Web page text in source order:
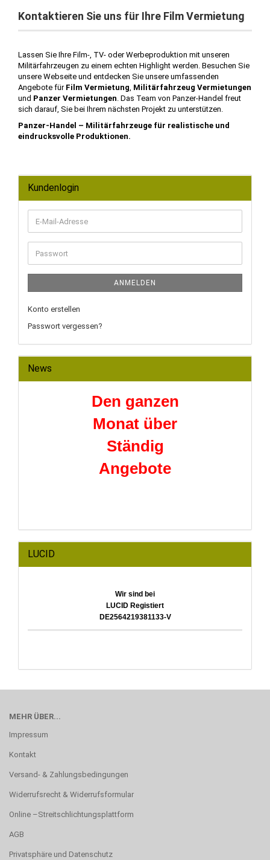
Kontaktieren Sie uns für Ihre Film Vermietung
Lassen Sie Ihre Film-, TV- oder Werbeproduktion mit unseren
Militärfahrzeugen zu einem echten Highlight werden. Besuchen Sie
unsere Webseite und entdecken Sie unsere umfassenden
Angebote für Film Vermietung, Militärfahrzeug Vermietungen
und Panzer Vermietungen. Das Team von Panzer-Handel freut
sich darauf, Sie bei Ihrem nächsten Projekt zu unterstützen.
Panzer-Handel – Militärfahrzeuge für realistische und
eindrucksvolle Produktionen.
Kundenlogin
E-
Mail-
Adresse
Passwort
ANMELDEN
Konto erstellen
Passwort vergessen?
News
Den ganzen
Monat über
Ständig
Angebote
LUCID
Wir sind bei
LUCID Registiert
DE2564219381133-V
MEHR ÜBER...
Impressum
Kontakt
Versand- & Zahlungsbedingungen
Widerrufsrecht & Widerrufsformular
Online –Streitschlichtungsplattform
AGB
Privatsphäre und Datenschutz